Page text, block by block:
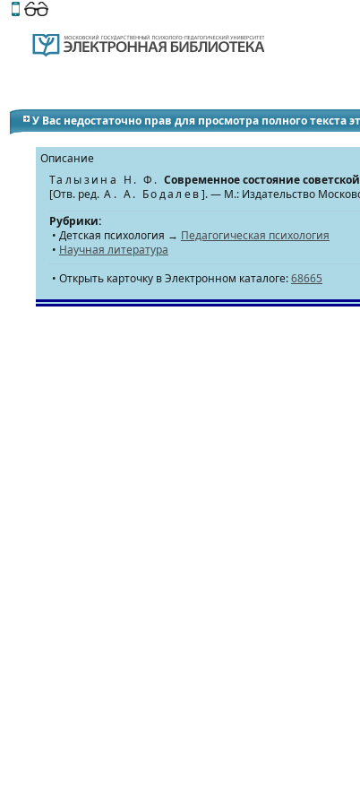
Этот сайт поддерживает
У Вас недостаточно прав для просмотра полного текста
Описание
Талызина Н. Ф. Современное состояние
[Отв. ред. А. А. Бодалев]. — М.: Издательство
Рубрики:
• Детская психология → Педагогическая психология
• Научная литература
• Открыть карточку в Электронном каталоге:68665